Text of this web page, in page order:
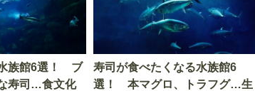
族館6選！ ブ
寿司…食文化
寿司が食べたくなる水族館6
選！ 本マグロ、トラフグ…生